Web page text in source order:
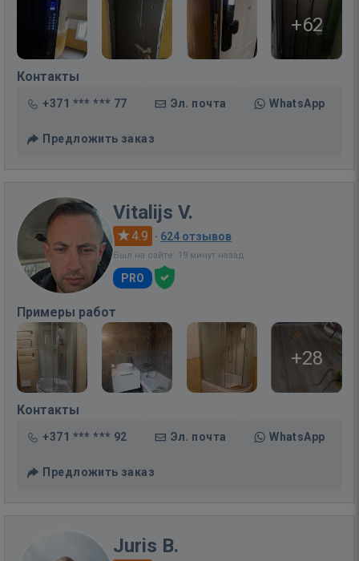
+62
Контакты
+371 *** *** 77 Эл. почта WhatsApp
Предложить заказ
Vitalijs V.
4.9 · 624 отзывов
Был на сайте: 19 минут назад
PRO
Примеры работ
+28
Контакты
+371 *** *** 92 Эл. почта WhatsApp
Предложить заказ
Juris B.